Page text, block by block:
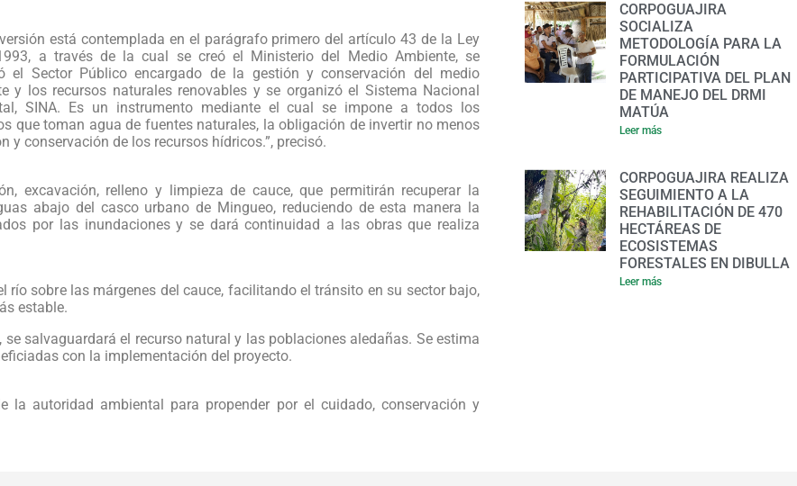
está contemplada en el parágrafo primero del artículo 43 de la Ley
a través de la cual se creó el Ministerio del Medio Ambiente, se
el Sector Público encargado de la gestión y conservación del medio
y los recursos naturales renovables y se organizó el Sistema Nacional
SINA. Es un instrumento mediante el cual se impone a todos los
que toman agua de fuentes naturales, la obligación de invertir no menos
y conservación de los recursos hídricos.”, precisó.
excavación, relleno y limpieza de cauce, que permitirán recuperar la
abajo del casco urbano de Mingueo, reduciendo de esta manera la
por las inundaciones y se dará continuidad a las obras que realiza
sobre las márgenes del cauce, facilitando el tránsito en su sector bajo,
estable.
salvaguardará el recurso natural y las poblaciones aledañas. Se estima
con la implementación del proyecto.
la autoridad ambiental para propender por el cuidado, conservación y
CORPOGUAJIRA
SOCIALIZA
METODOLOGÍA PARA LA
FORMULACIÓN
PARTICIPATIVA DEL PLAN
DE MANEJO DEL DRMI
MATÚA
Leer más
CORPOGUAJIRA REALIZA
SEGUIMIENTO A LA
REHABILITACIÓN DE 470
HECTÁREAS DE
ECOSISTEMAS
FORESTALES EN DIBULLA
Leer más